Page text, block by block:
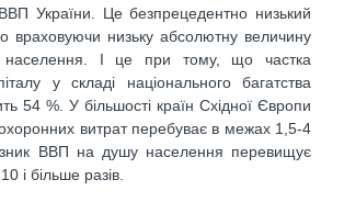
України. Це безпрецедентно низький
враховуючи низьку абсолютну величину
І це при тому, що частка
у складі національного багатства
54 %. У більшості країн Східної Європи
витрат перебуває в межах 1,5-4
ВВП на душу населення перевищує
і більше разів.